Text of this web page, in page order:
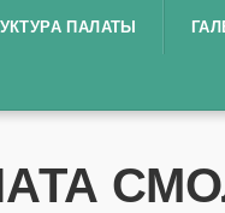
ПАЛАТЫ